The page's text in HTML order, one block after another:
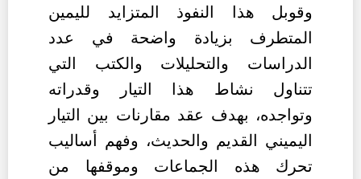
وقوبل هذا النفوذ المتزايد لليمين
المتطرف بزيادة واضحة في عدد
الدراسات والتحليلات والكتب التي
تتناول نشاط هذا التيار وقدراته
وتواجده، بهدف عقد مقارنات بين التيار
اليميني القديم والحديث، وفهم أساليب
تحرك هذه الجماعات وموقفها من